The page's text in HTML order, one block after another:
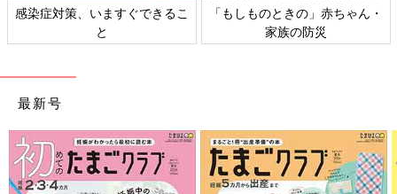
感染症対策、いますぐできるこ
と
「もしものときの」赤ちゃん・
家族の防災
最新号